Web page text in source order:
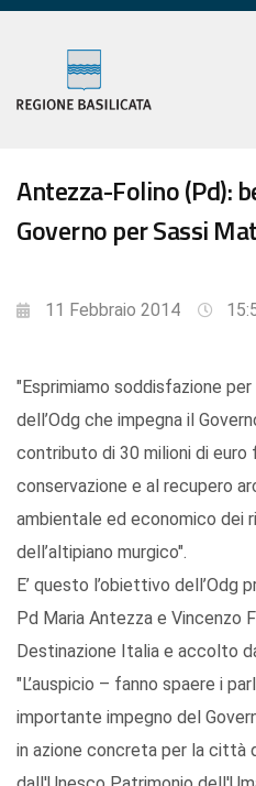
Antezza-Folino (Pd):
Governo per Sassi
11 Febbraio 2014
"Esprimiamo soddisfazione per
dell’Odg che impegna il
contributo di 30 milioni di euro
conservazione e al recupero
ambientale ed economico dei
dell’altipiano murgico".
E’ questo l’obiettivo dell’Odg
Pd Maria Antezza e Vincenzo
Destinazione Italia e accolto
"L’auspicio – fanno spaere i
importante impegno del
in azione concreta per la città